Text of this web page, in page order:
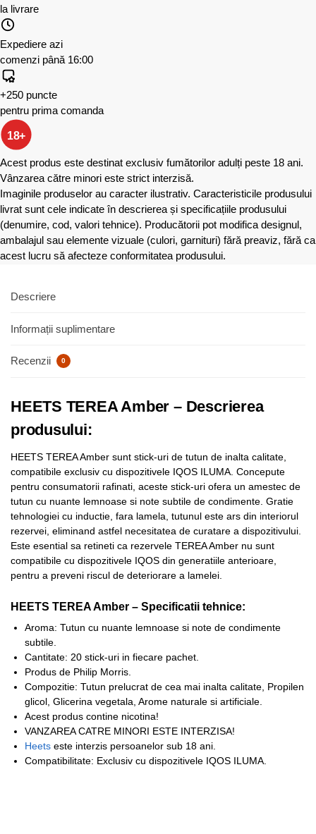
la livrare
Expediere azi
comenzi până 16:00
+250 puncte
pentru prima comanda
18+
Acest produs este destinat exclusiv fumătorilor adulți peste 18 ani.
Vânzarea către minori este strict interzisă.
Imaginile produselor au caracter ilustrativ. Caracteristicile produsului
livrat sunt cele indicate în descrierea și specificațiile produsului
(denumire, cod, valori tehnice). Producătorii pot modifica designul,
ambalajul sau elemente vizuale (culori, garnituri) fără preaviz, fără ca
acest lucru să afecteze conformitatea produsului.
Descriere
Informații suplimentare
Recenzii 0
HEETS TEREA Amber – Descrierea
produsului:
HEETS TEREA Amber sunt stick-uri de tutun de inalta calitate,
compatibile exclusiv cu dispozitivele IQOS ILUMA. Concepute
pentru consumatorii rafinati, aceste stick-uri ofera un amestec de
tutun cu nuante lemnoase si note subtile de condimente. Gratie
tehnologiei cu inductie, fara lamela, tutunul este ars din interiorul
rezervei, eliminand astfel necesitatea de curatare a dispozitivului.
Este esential sa retineti ca rezervele TEREA Amber nu sunt
compatibile cu dispozitivele IQOS din generatiile anterioare,
pentru a preveni riscul de deteriorare a lamelei.
HEETS TEREA Amber – Specificatii tehnice:
Aroma: Tutun cu nuante lemnoase si note de condimente
subtile.
Cantitate: 20 stick-uri in fiecare pachet.
Produs de Philip Morris.
Compozitie: Tutun prelucrat de cea mai inalta calitate, Propilen
glicol, Glicerina vegetala, Arome naturale si artificiale.
Acest produs contine nicotina!
VANZAREA CATRE MINORI ESTE INTERZISA!
Heets este interzis persoanelor sub 18 ani.
Compatibilitate: Exclusiv cu dispozitivele IQOS ILUMA.